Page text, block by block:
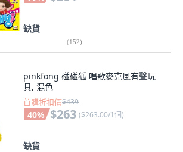
缺貨
(152)
pinkfong 碰碰狐 唱歌麥克風有聲玩
具, 混色
首購折扣價$439
40% $263 ($263.00/1個)
缺貨